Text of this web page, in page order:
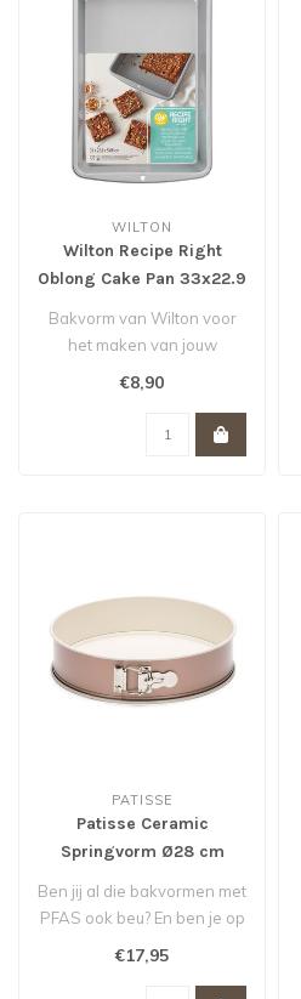
WILTON
Wilton Recipe Right
Oblong Cake Pan 33x22.9
Bakvorm van Wilton voor
het maken van jouw
plaatcake of brownies. Met
€8,90
PATISSE
Patisse Ceramic
Springvorm Ø28 cm
Ben jij al die bakvormen met
PFAS ook beu? En ben je op
€17,95